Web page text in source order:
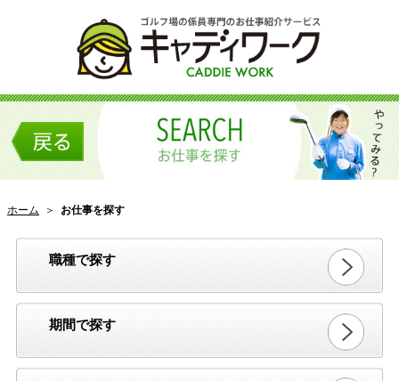
ホーム ＞ お仕事を探す
職種で探す
期間で探す